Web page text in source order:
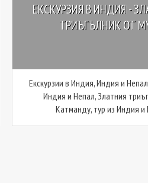
ЕКСКУРЗИЯ В ИНДИЯ -
ТРИЪГЪЛНИК ОТ
Екскурзии в Индия, Индия и
Индия и Непал, Златния
Катманду, тур из Индия и